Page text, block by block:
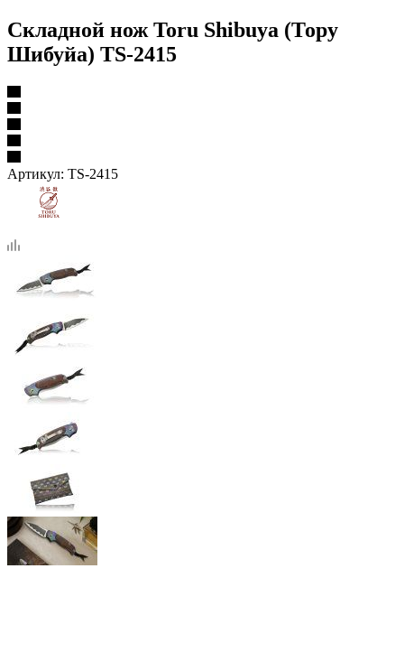
Складной нож Toru Shibuya (Тору
Шибуйа) TS-2415
Артикул: TS-2415